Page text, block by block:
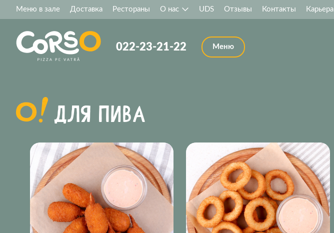
Меню в зале Доставка Рестораны О нас UDS Отзывы Контакты Карьера
022-23-21-22 Меню
ДЛЯ ПИВA